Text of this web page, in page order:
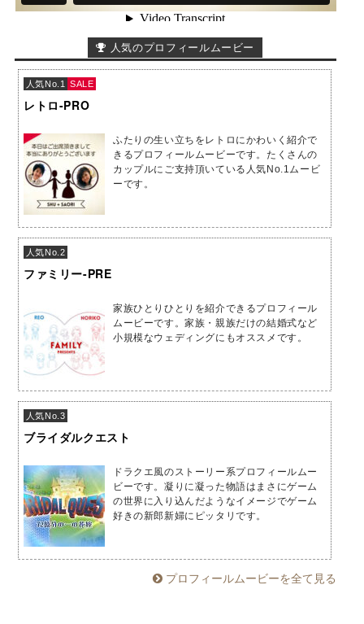
人気のプロフィールムービー
人気No.1 SALE
レトロ-PRO
ふたりの生い立ちをレトロにかわいく紹介で
きるプロフィールムービーです。たくさんの
カップルにご支持頂いている人気No.1ムービ
ーです。
人気No.2
ファミリー-PRE
家族ひとりひとりを紹介できるプロフィール
ムービーです。家族・親族だけの結婚式など
小規模なウェディングにもオススメです。
人気No.3
ブライダルクエスト
ドラクエ風のストーリー系プロフィールムー
ビーです。凝りに凝った物語はまさにゲーム
の世界に入り込んだようなイメージでゲーム
好きの新郎新婦にピッタリです。
プロフィールムービーを全て見る